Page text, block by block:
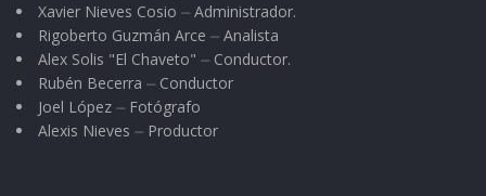
Xavier Nieves Cosio ⏤ Administrador.
Rigoberto Guzmán Arce ⏤ Analista
Alex Solis "El Chaveto" ⏤ Conductor.
Rubén Becerra ⏤ Conductor
Joel López ⏤ Fotógrafo
Alexis Nieves ⏤ Productor